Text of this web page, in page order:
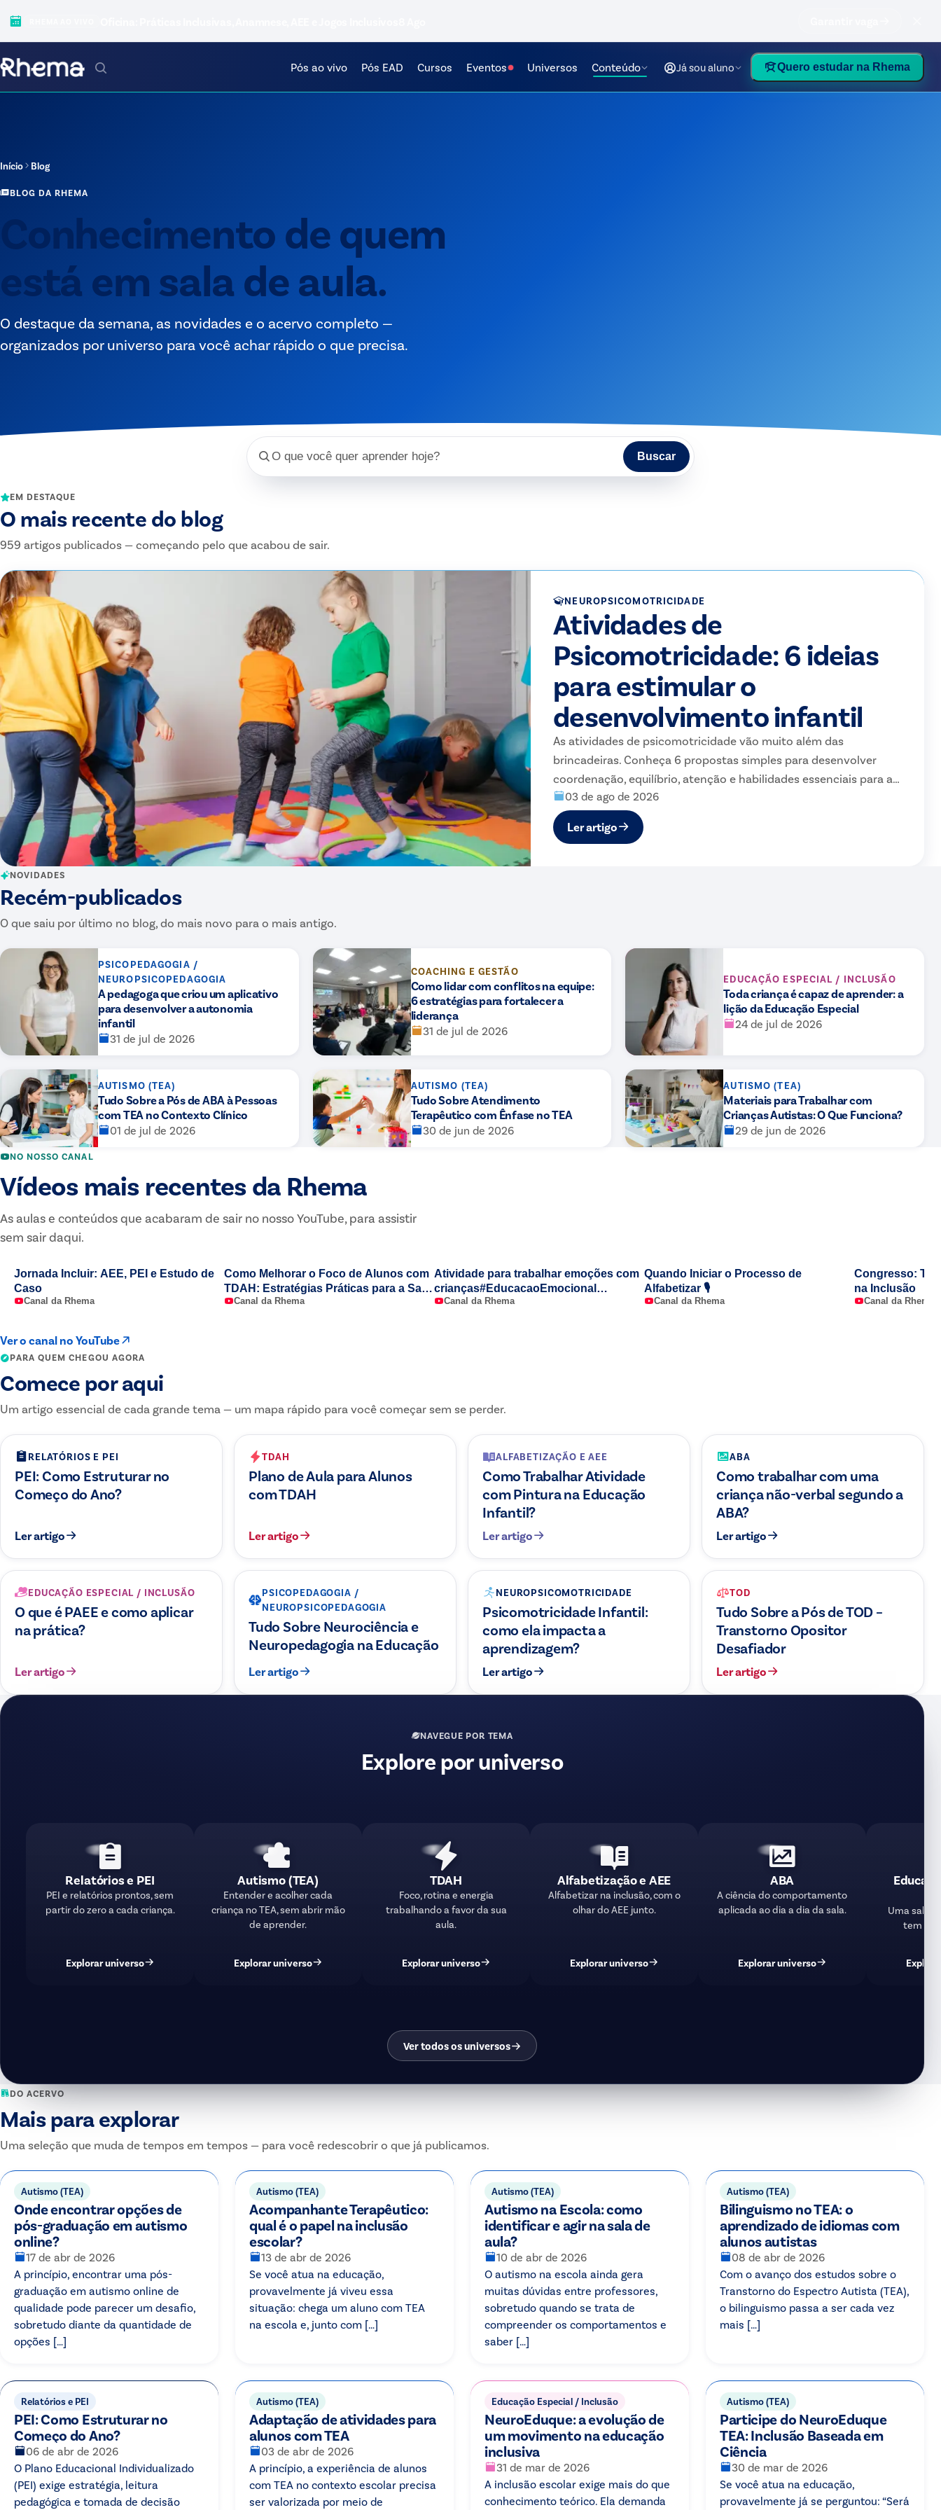
Pós ao vivo Pós EAD Cursos Eventos Universos Conteúdo Já sou aluno Quero estudar na Rhema
Início Blog
BLOG DA RHEMA
Conhecimento de quem
está em sala de aula.
O destaque da semana, as novidades e o acervo completo —
organizados por universo para você achar rápido o que precisa.
Buscar no blog da Rhema
Buscar
EM DESTAQUE
O mais recente do blog
959 artigos publicados — começando pelo que acabou de sair.
NEUROPSICOMOTRICIDADE
Atividades de
Psicomotricidade: 6 ideias
para estimular o
desenvolvimento infantil
As atividades de psicomotricidade vão muito além das
brincadeiras. Conheça 6 propostas simples para desenvolver
coordenação, equilíbrio, atenção e habilidades essenciais para a
aprendizagem na Educação Infantil.
03 de ago de 2026
Ler artigo
NOVIDADES
Recém-publicados
O que saiu por último no blog, do mais novo para o mais antigo.
PSICOPEDAGOGIA /
NEUROPSICOPEDAGOGIA
A pedagoga que criou um aplicativo
para desenvolver a autonomia
infantil
31 de jul de 2026
COACHING E GESTÃO
Como lidar com conflitos na equipe:
6 estratégias para fortalecer a
liderança
31 de jul de 2026
EDUCAÇÃO ESPECIAL / INCLUSÃO
Toda criança é capaz de aprender: a
lição da Educação Especial
24 de jul de 2026
AUTISMO (TEA)
Tudo Sobre a Pós de ABA à Pessoas
com TEA no Contexto Clínico
01 de jul de 2026
AUTISMO (TEA)
Tudo Sobre Atendimento
Terapêutico com Ênfase no TEA
30 de jun de 2026
AUTISMO (TEA)
Materiais para Trabalhar com
Crianças Autistas: O Que Funciona?
29 de jun de 2026
NO NOSSO CANAL
Vídeos mais recentes da Rhema
As aulas e conteúdos que acabaram de sair no nosso YouTube, para assistir
sem sair daqui.
Jornada Incluir: AEE, PEI e Estudo de
Caso
Canal da Rhema
Como Melhorar o Foco de Alunos com
TDAH: Estratégias Práticas para a Sala
de Aula ✏️🫟
Canal da Rhema
Atividade para trabalhar emoções com
crianças#EducacaoEmocional
#DesenvolvimentoInfantil #TudoSobre
Canal da Rhema
Quando Iniciar o Processo de
Alfabetizar 🎙️
Canal da Rhema
Congresso:
na Inclusão
Canal da Rhema
Ver o canal no YouTube
PARA QUEM CHEGOU AGORA
Comece por aqui
Um artigo essencial de cada grande tema — um mapa rápido para você começar sem se perder.
RELATÓRIOS E PEI
PEI: Como Estruturar no
Começo do Ano?
Ler artigo
TDAH
Plano de Aula para Alunos
com TDAH
Ler artigo
ALFABETIZAÇÃO E AEE
Como Trabalhar Atividade
com Pintura na Educação
Infantil?
Ler artigo
ABA
Como trabalhar com uma
criança não-verbal segundo a
ABA?
Ler artigo
EDUCAÇÃO ESPECIAL / INCLUSÃO
O que é PAEE e como aplicar
na prática?
Ler artigo
PSICOPEDAGOGIA /
NEUROPSICOPEDAGOGIA
Tudo Sobre Neurociência e
Neuropedagogia na Educação
Ler artigo
NEUROPSICOMOTRICIDADE
Psicomotricidade Infantil:
como ela impacta a
aprendizagem?
Ler artigo
TOD
Tudo Sobre a Pós de TOD –
Transtorno Opositor
Desafiador
Ler artigo
NAVEGUE POR TEMA
Explore por universo
Relatórios e PEI
PEI e relatórios prontos, sem
partir do zero a cada criança.
Explorar universo
Autismo (TEA)
Entender e acolher cada
criança no TEA, sem abrir mão
de aprender.
Explorar universo
TDAH
Foco, rotina e energia
trabalhando a favor da sua
aula.
Explorar universo
Alfabetização e AEE
Alfabetizar na inclusão, com o
olhar do AEE junto.
Explorar universo
ABA
A ciência do comportamento
aplicada ao dia a dia da sala.
Explorar universo
Uma sala
tem
Ver todos os universos
DO ACERVO
Mais para explorar
Uma seleção que muda de tempos em tempos — para você redescobrir o que já publicamos.
Autismo (TEA)
Onde encontrar opções de
pós-graduação em autismo
online?
17 de abr de 2026
A princípio, encontrar uma pós-
graduação em autismo online de
qualidade pode parecer um desafio,
sobretudo diante da quantidade de
opções […]
Autismo (TEA)
Acompanhante Terapêutico:
qual é o papel na inclusão
escolar?
13 de abr de 2026
Se você atua na educação,
provavelmente já viveu essa
situação: chega um aluno com TEA
na escola e, junto com […]
Autismo (TEA)
Autismo na Escola: como
identificar e agir na sala de
aula?
10 de abr de 2026
O autismo na escola ainda gera
muitas dúvidas entre professores,
sobretudo quando se trata de
compreender os comportamentos e
saber […]
Autismo (TEA)
Bilinguismo no TEA: o
aprendizado de idiomas com
alunos autistas
08 de abr de 2026
Com o avanço dos estudos sobre o
Transtorno do Espectro Autista (TEA),
o bilinguismo passa a ser cada vez
mais […]
Relatórios e PEI
PEI: Como Estruturar no
Começo do Ano?
06 de abr de 2026
O Plano Educacional Individualizado
(PEI) exige estratégia, leitura
pedagógica e tomada de decisão
Autismo (TEA)
Adaptação de atividades para
alunos com TEA
03 de abr de 2026
A princípio, a experiência de alunos
com TEA no contexto escolar precisa
ser valorizada por meio de
Educação Especial / Inclusão
NeuroEduque: a evolução de
um movimento na educação
inclusiva
31 de mar de 2026
A inclusão escolar exige mais do que
conhecimento teórico. Ela demanda
Autismo (TEA)
Participe do NeuroEduque
TEA: Inclusão Baseada em
Ciência
30 de mar de 2026
Se você atua na educação,
provavelmente já se perguntou: “Será